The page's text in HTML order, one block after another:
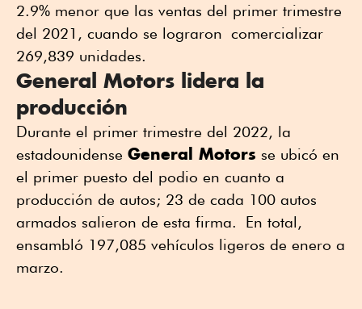
2.9% menor que las ventas del primer trimestre
del 2021, cuando se lograron comercializar
269,839 unidades.
General Motors lidera la
producción
Durante el primer trimestre del 2022, la
estadounidense General Motors se ubicó en
el primer puesto del podio en cuanto a
producción de autos; 23 de cada 100 autos
armados salieron de esta firma. En total,
ensambló 197,085 vehículos ligeros de enero a
marzo.